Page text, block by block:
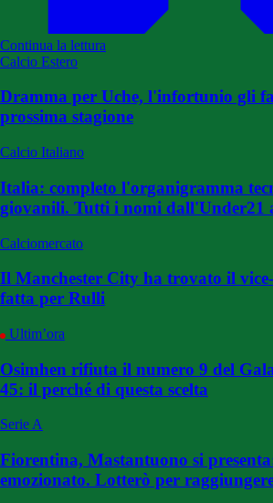
Continua la lettura
Calcio Estero
Dramma per Uche, l'infortunio gli
prossima stagione
Calcio Italiano
Italia: completo l'organigramma
giovanili. Tutti i nomi dall'Under21
Calciomercato
Il Manchester City ha trovato il
fatta per Rulli
Ultim’ora
Osimhen rifiuta il numero 9 del
45: il perché di questa scelta
Serie A
Fiorentina, Mastantuono si
emozionato. Lotterò per